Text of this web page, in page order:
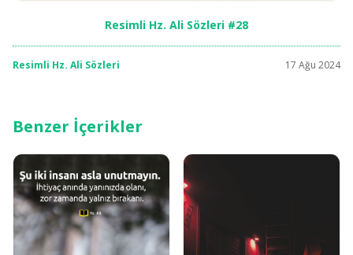
Resimli Hz. Ali Sözleri #28
Resimli Hz. Ali Sözleri 17 Ağu 2024
Benzer İçerikler